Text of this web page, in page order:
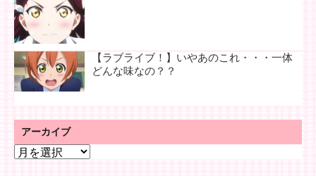
【ラブライブ！】いやあのこれ・・・一体
どんな味なの？？
アーカイブ
ア